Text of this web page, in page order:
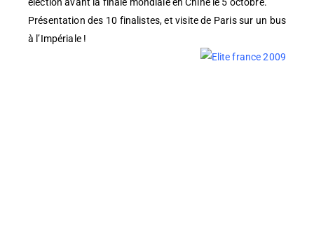
Présentation des 10 finalistes, et visite de Paris sur un bus
à l’Impériale !